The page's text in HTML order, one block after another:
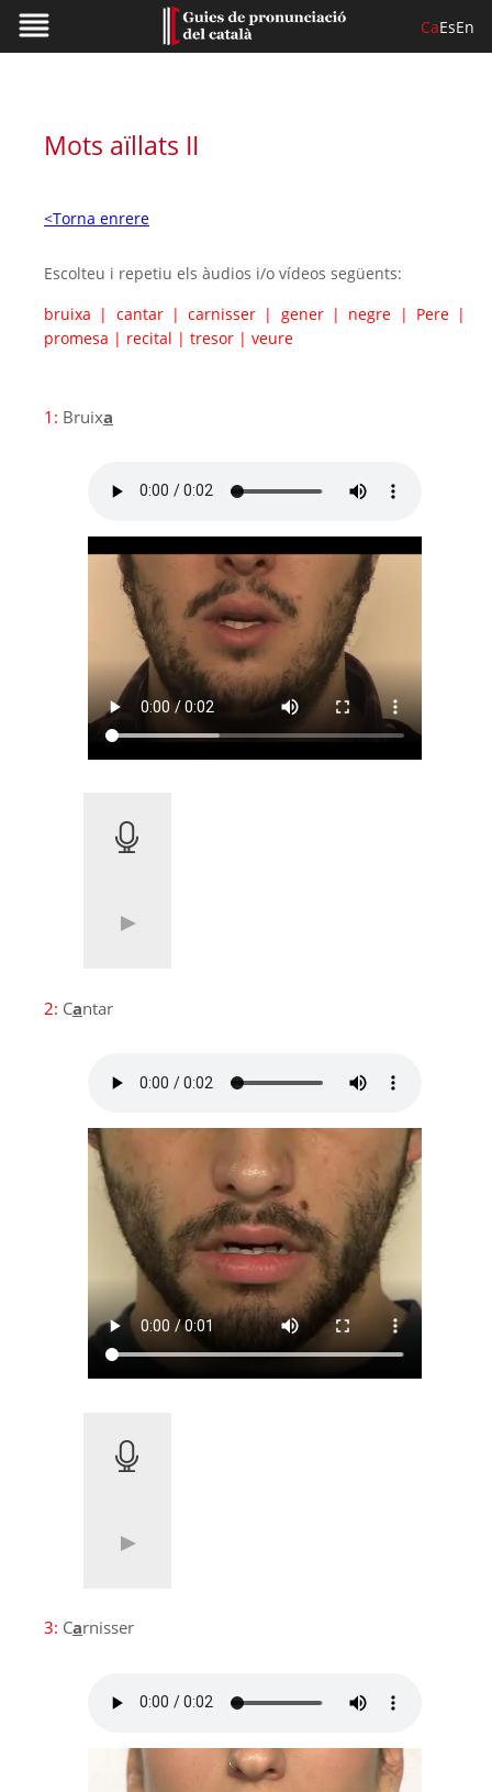
CaEsEn
Mots aïllats II
<Torna enrere
Escolteu i repetiu els àudios i/o vídeos següents:
bruixa | cantar |carnisser | gener | negre | Pere |
promesa | recital | tresor | veure
1: Bruixa
2: Cantar
3: Carnisser